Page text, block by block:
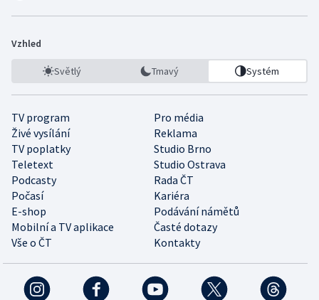
Vzhled
Světlý Tmavý Systém
TV program
Pro média
Živé vysílání
Reklama
TV poplatky
Studio Brno
Teletext
Studio Ostrava
Podcasty
Rada ČT
Počasí
Kariéra
E-shop
Podávání námětů
Mobilní a TV aplikace
Časté dotazy
Vše o ČT
Kontakty